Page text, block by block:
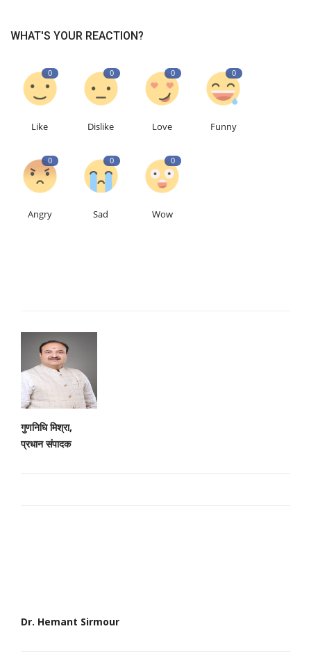
WHAT'S YOUR REACTION?
0
Like
0
Dislike
0
Love
0
Funny
0
Angry
0
Sad
0
Wow
गुणनिधि मिश्रा,
प्रधान संपादक
Dr. Hemant Sirmour